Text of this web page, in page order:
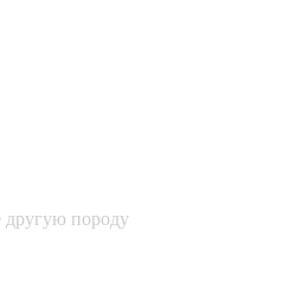
другую породу